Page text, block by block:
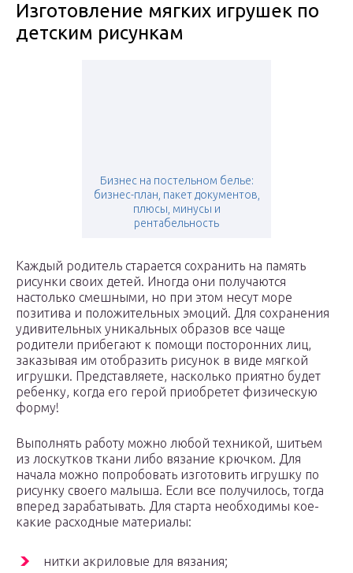
Изготовление мягких игрушек по
детским рисункам
Бизнес на постельном белье:
бизнес-план, пакет документов,
плюсы, минусы и
рентабельность
Каждый родитель старается сохранить на память
рисунки своих детей. Иногда они получаются
настолько смешными, но при этом несут море
позитива и положительных эмоций. Для сохранения
удивительных уникальных образов все чаще
родители прибегают к помощи посторонних лиц,
заказывая им отобразить рисунок в виде мягкой
игрушки. Представляете, насколько приятно будет
ребенку, когда его герой приобретет физическую
форму!
Выполнять работу можно любой техникой, шитьем
из лоскутков ткани либо вязание крючком. Для
начала можно попробовать изготовить игрушку по
рисунку своего малыша. Если все получилось, тогда
вперед зарабатывать. Для старта необходимы кое-
какие расходные материалы:
нитки акриловые для вязания;